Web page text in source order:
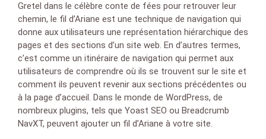
Gretel dans le célèbre conte de fées pour retrouver leur
chemin, le fil d’Ariane est une technique de navigation qui
donne aux utilisateurs une représentation hiérarchique des
pages et des sections d’un site web. En d’autres termes,
c’est comme un itinéraire de navigation qui permet aux
utilisateurs de comprendre où ils se trouvent sur le site et
comment ils peuvent revenir aux sections précédentes ou
à la page d’accueil. Dans le monde de WordPress, de
nombreux plugins, tels que Yoast SEO ou Breadcrumb
NavXT, peuvent ajouter un fil d’Ariane à votre site.